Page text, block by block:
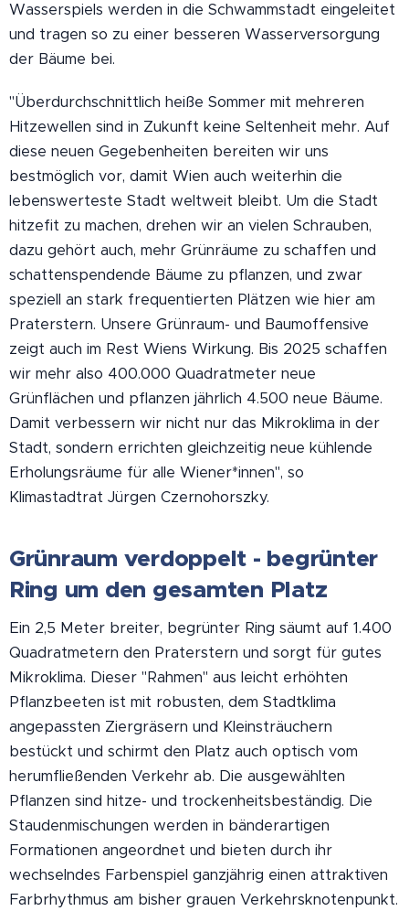
Wasserspiels werden in die Schwammstadt eingeleitet
und tragen so zu einer besseren Wasserversorgung
der Bäume bei.
"Überdurchschnittlich heiße Sommer mit mehreren
Hitzewellen sind in Zukunft keine Seltenheit mehr. Auf
diese neuen Gegebenheiten bereiten wir uns
bestmöglich vor, damit Wien auch weiterhin die
lebenswerteste Stadt weltweit bleibt. Um die Stadt
hitzefit zu machen, drehen wir an vielen Schrauben,
dazu gehört auch, mehr Grünräume zu schaffen und
schattenspendende Bäume zu pflanzen, und zwar
speziell an stark frequentierten Plätzen wie hier am
Praterstern. Unsere Grünraum- und Baumoffensive
zeigt auch im Rest Wiens Wirkung. Bis 2025 schaffen
wir mehr also 400.000 Quadratmeter neue
Grünflächen und pflanzen jährlich 4.500 neue Bäume.
Damit verbessern wir nicht nur das Mikroklima in der
Stadt, sondern errichten gleichzeitig neue kühlende
Erholungsräume für alle Wiener*innen", so
Klimastadtrat Jürgen Czernohorszky.
Grünraum verdoppelt - begrünter
Ring um den gesamten Platz
Ein 2,5 Meter breiter, begrünter Ring säumt auf 1.400
Quadratmetern den Praterstern und sorgt für gutes
Mikroklima. Dieser "Rahmen" aus leicht erhöhten
Pflanzbeeten ist mit robusten, dem Stadtklima
angepassten Ziergräsern und Kleinsträuchern
bestückt und schirmt den Platz auch optisch vom
herumfließenden Verkehr ab. Die ausgewählten
Pflanzen sind hitze- und trockenheitsbeständig. Die
Staudenmischungen werden in bänderartigen
Formationen angeordnet und bieten durch ihr
wechselndes Farbenspiel ganzjährig einen attraktiven
Farbrhythmus am bisher grauen Verkehrsknotenpunkt.